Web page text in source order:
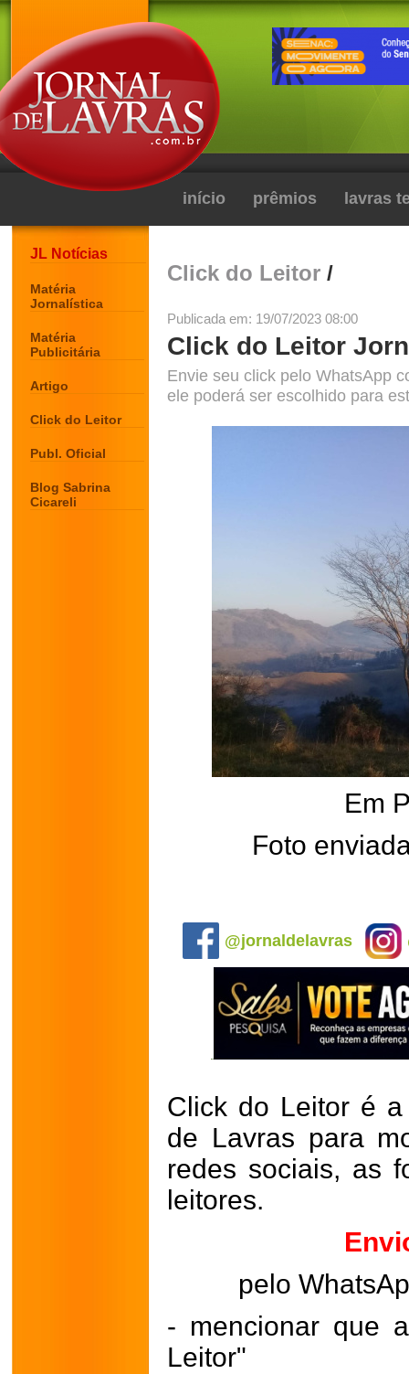
início prêmios lavras
JL Notícias
Matéria
Jornalística
Matéria
Publicitária
Artigo
Click do Leitor
Publ. Oficial
Blog Sabrina
Cicareli
Click do Leitor /
Publicada em: 19/07/2023 08:00
Click do Leitor
Envie seu click pelo WhatsApp
ele poderá ser escolhido para
Em
Foto
@jornaldelavras
Click do Leitor é
de Lavras para
redes sociais, as
leitores.
pelo
- mencionar que
Leitor"